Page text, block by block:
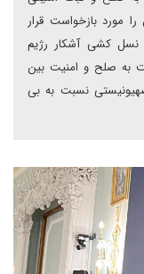
مورد بازخواست قرار
نسل کشی آشکار رژیم
به صلح و امنیت بین
صهیونیستی نسبت به بی